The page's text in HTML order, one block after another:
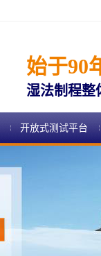
始于90
湿法制程整
开放式测试平台